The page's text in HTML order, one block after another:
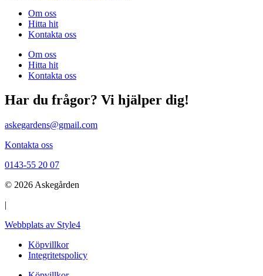
Om oss
Hitta hit
Kontakta oss
Om oss
Hitta hit
Kontakta oss
Har du frågor? Vi hjälper dig!
askegardens@gmail.com
Kontakta oss
0143-55 20 07
© 2026 Askegården
|
Webbplats av Style4
Köpvillkor
Integritetspolicy